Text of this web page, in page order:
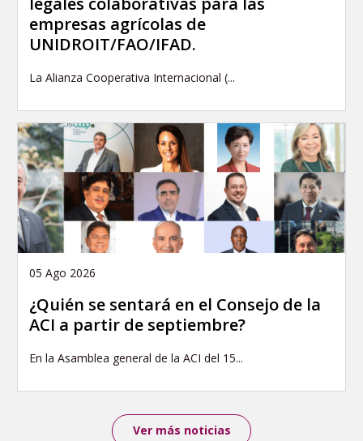
empresas agrícolas de
UNIDROIT/FAO/IFAD.
La Alianza Cooperativa Internacional (...
05 Ago 2026
¿Quién se sentará en el Consejo de la
ACI a partir de septiembre?
En la Asamblea general de la ACI del 15...
Ver más noticias